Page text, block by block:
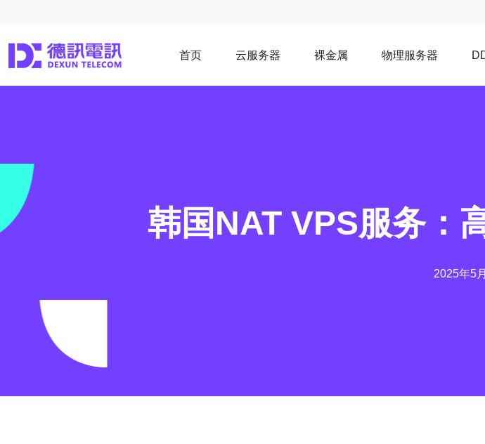
首页 云服务器 裸金属 物理服务器
韩国NAT VPS服务：
2025年5